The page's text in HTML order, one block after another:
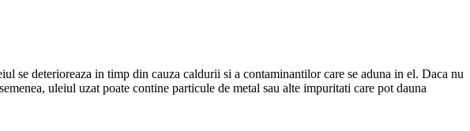
se deterioreaza in timp din cauza caldurii si a contaminantilor care se aduna in el. Daca nu
uleiul uzat poate contine particule de metal sau alte impuritati care pot dauna